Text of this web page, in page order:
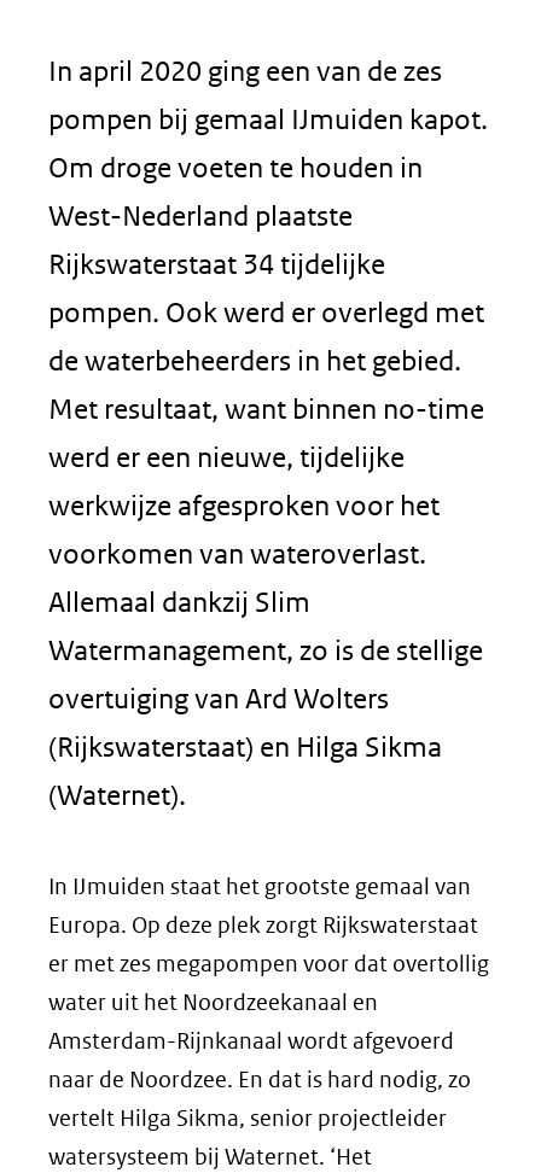
In april 2020 ging een van de zes
pompen bij gemaal IJmuiden kapot.
Om droge voeten te houden in
West-Nederland plaatste
Rijkswaterstaat 34 tijdelijke
pompen. Ook werd er overlegd met
de waterbeheerders in het gebied.
Met resultaat, want binnen no-time
werd er een nieuwe, tijdelijke
werkwijze afgesproken voor het
voorkomen van wateroverlast.
Allemaal dankzij Slim
Watermanagement, zo is de stellige
overtuiging van Ard Wolters
(Rijkswaterstaat) en Hilga Sikma
(Waternet).
In IJmuiden staat het grootste gemaal van
Europa. Op deze plek zorgt Rijkswaterstaat
er met zes megapompen voor dat overtollig
water uit het Noordzeekanaal en
Amsterdam-Rijnkanaal wordt afgevoerd
naar de Noordzee. En dat is hard nodig, zo
vertelt Hilga Sikma, senior projectleider
watersysteem bij Waternet. ‘Het